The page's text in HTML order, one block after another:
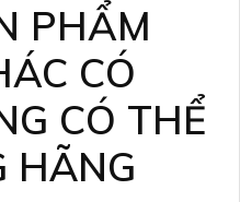
PHẨM
CÓ
CÓ THỂ
HÃNG